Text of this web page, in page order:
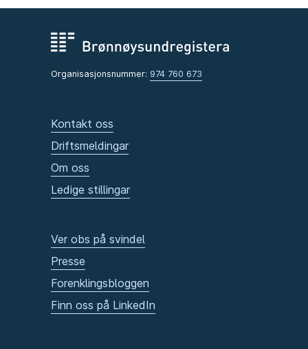
Organisasjonsnummer: 974 760 673
Kontakt oss
Driftsmeldingar
Om oss
Ledige stillingar
Ver obs på svindel
Presse
Forenklingsbloggen
Finn oss på LinkedIn